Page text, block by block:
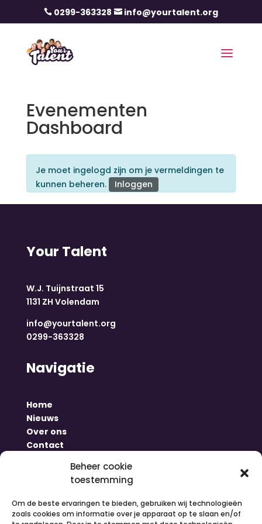
Beheer cookie
toestemming
Om de beste ervaringen te bieden, gebruiken wij technologieën
zoals cookies om informatie over je apparaat op te slaan en/of
 0299-363328  info@yourtalent.org
Evenementen
Dashboard
Je moet ingelogd zijn om je vermeldingen te
kunnen beheren.
Inloggen
Your Talent
W.J. Tuijnstraat 15
1131 ZH Volendam
info@yourtalent.org
0299-363328
Navigatie
Home
Nieuws
Over ons
Contact
Vacatures
Organiseer een activiteit
Volg ons